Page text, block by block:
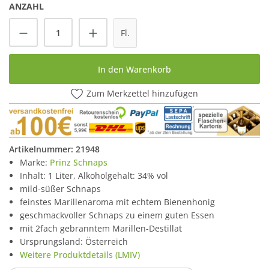
ANZAHL
Produkt Anzahl: Gib den gewünschten
Fl.
In den Warenkorb
Zum Merkzettel hinzufügen
Artikelnummer: 21948
Marke: Prinz Schnaps
Inhalt: 1 Liter, Alkoholgehalt: 34% vol
mild-süßer Schnaps
feinstes Marillenaroma mit echtem Bienenhonig
geschmackvoller Schnaps zu einem guten Essen
mit 2fach gebranntem Marillen-Destillat
Ursprungsland: Österreich
Weitere Produktdetails (LMIV)